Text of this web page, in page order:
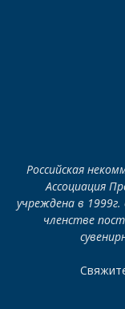
Российская
Ассоциация
учреждена в
членстве